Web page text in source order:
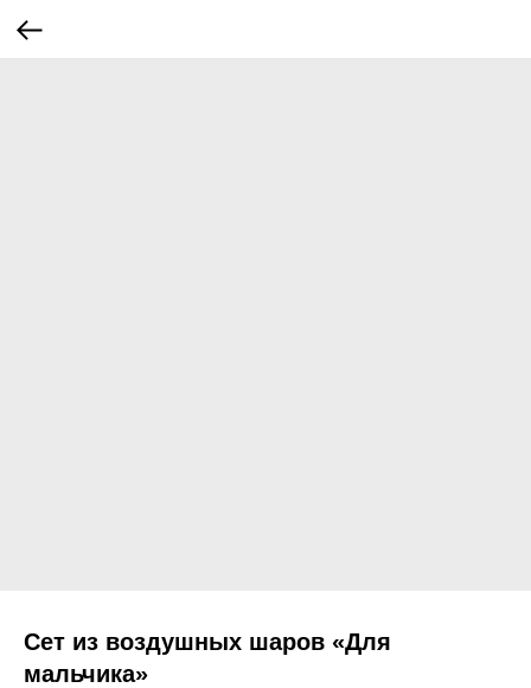
Сет из воздушных шаров «Для
мальчика»